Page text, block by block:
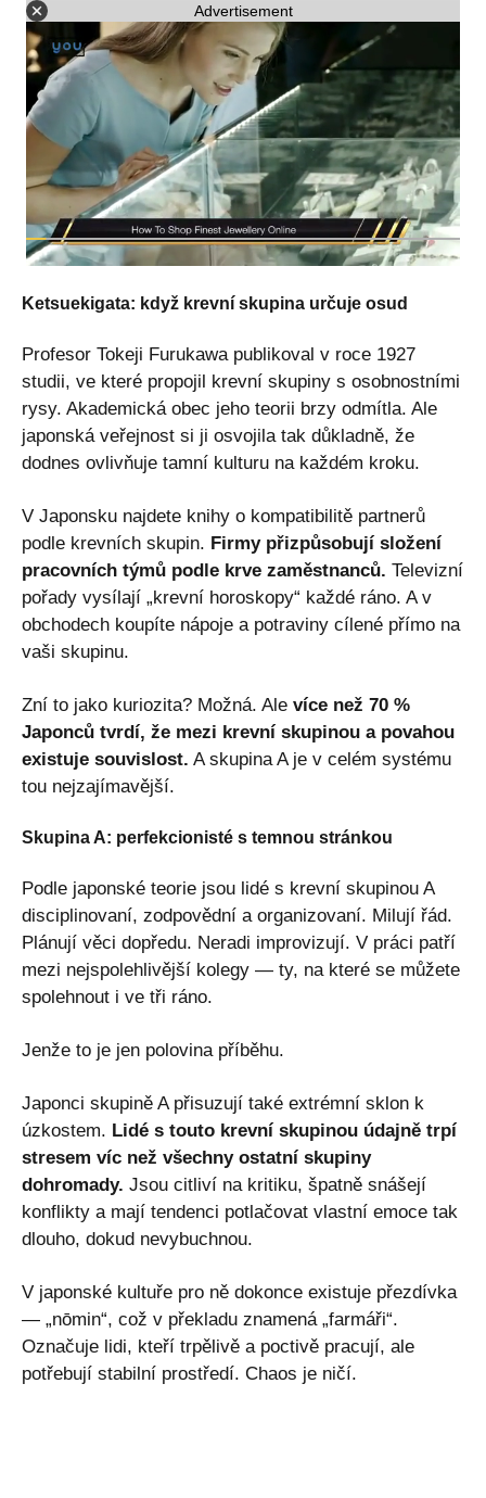
Advertisement
Ketsuekigata: když krevní skupina určuje osud
Profesor Tokeji Furukawa publikoval v roce 1927
studii, ve které propojil krevní skupiny s osobnostními
rysy. Akademická obec jeho teorii brzy odmítla. Ale
japonská veřejnost si ji osvojila tak důkladně, že
dodnes ovlivňuje tamní kulturu na každém kroku.
V Japonsku najdete knihy o kompatibilitě partnerů
podle krevních skupin. Firmy přizpůsobují složení
pracovních týmů podle krve zaměstnanců. Televizní
pořady vysílají „krevní horoskopy“ každé ráno. A v
obchodech koupíte nápoje a potraviny cílené přímo na
vaši skupinu.
Zní to jako kuriozita? Možná. Ale více než 70 %
Japonců tvrdí, že mezi krevní skupinou a povahou
existuje souvislost. A skupina A je v celém systému
tou nejzajímavější.
Skupina A: perfekcionisté s temnou stránkou
Podle japonské teorie jsou lidé s krevní skupinou A
disciplinovaní, zodpovědní a organizovaní. Milují řád.
Plánují věci dopředu. Neradi improvizují. V práci patří
mezi nejspolehlivější kolegy — ty, na které se můžete
spolehnout i ve tři ráno.
Jenže to je jen polovina příběhu.
Japonci skupině A přisuzují také extrémní sklon k
úzkostem. Lidé s touto krevní skupinou údajně trpí
stresem víc než všechny ostatní skupiny
dohromady. Jsou citliví na kritiku, špatně snášejí
konflikty a mají tendenci potlačovat vlastní emoce tak
dlouho, dokud nevybuchnou.
V japonské kultuře pro ně dokonce existuje přezdívka
— „nōmin“, což v překladu znamená „farmáři“.
Označuje lidi, kteří trpělivě a poctivě pracují, ale
potřebují stabilní prostředí. Chaos je ničí.